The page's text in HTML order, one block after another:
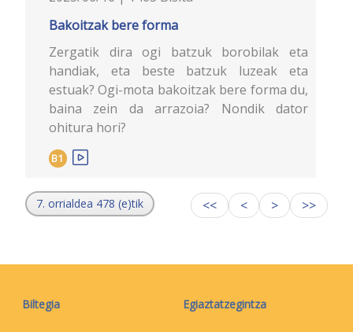
Bakoitzak bere forma
Zergatik dira ogi batzuk borobilak eta
handiak, eta beste batzuk luzeak eta
estuak? Ogi-mota bakoitzak bere forma du,
baina zein da arrazoia? Nondik dator
ohitura hori?
B1
7. orrialdea 478 (e)tik << < > >>
Biltegia Egiaztatzegintza